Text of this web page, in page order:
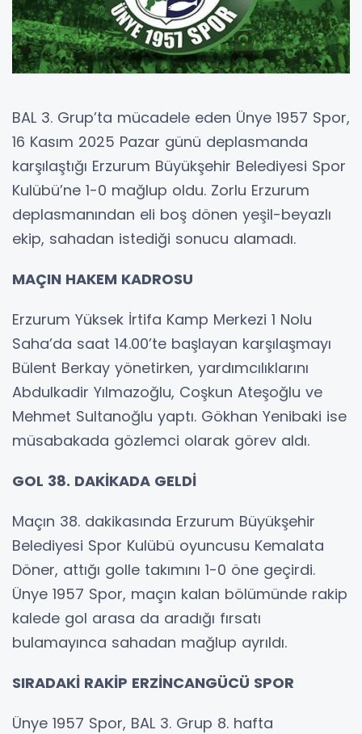
BAL 3. Grup’ta mücadele eden Ünye 1957 Spor,
16 Kasım 2025 Pazar günü deplasmanda
karşılaştığı Erzurum Büyükşehir Belediyesi Spor
Kulübü’ne 1-0 mağlup oldu. Zorlu Erzurum
deplasmanından eli boş dönen yeşil-beyazlı
ekip, sahadan istediği sonucu alamadı.
MAÇIN HAKEM KADROSU
Erzurum Yüksek İrtifa Kamp Merkezi 1 Nolu
Saha’da saat 14.00’te başlayan karşılaşmayı
Bülent Berkay yönetirken, yardımcılıklarını
Abdulkadir Yılmazoğlu, Coşkun Ateşoğlu ve
Mehmet Sultanoğlu yaptı. Gökhan Yenibaki ise
müsabakada gözlemci olarak görev aldı.
GOL 38. DAKİKADA GELDİ
Maçın 38. dakikasında Erzurum Büyükşehir
Belediyesi Spor Kulübü oyuncusu Kemalata
Döner, attığı golle takımını 1-0 öne geçirdi.
Ünye 1957 Spor, maçın kalan bölümünde rakip
kalede gol arasa da aradığı fırsatı
bulamayınca sahadan mağlup ayrıldı.
SIRADAKİ RAKİP ERZİNCANGÜCÜ SPOR
Ünye 1957 Spor, BAL 3. Grup 8. hafta